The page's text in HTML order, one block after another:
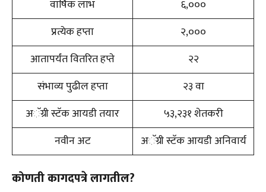
वार्षिक लाभ
₹६,०००
प्रत्येक हप्ता
₹२,०००
आतापर्यंत वितरित हप्ते
२२
संभाव्य पुढील हप्ता
२३ वा
अॅग्री स्टॅक आयडी तयार
५३,२३१ शेतकरी
नवीन अट
अॅग्री स्टॅक आयडी अनिवार्य
कोणती कागदपत्रे लागतील?